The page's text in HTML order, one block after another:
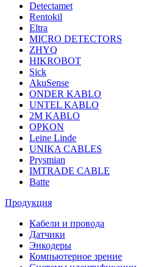
Detectamet
Rentokil
Eltra
MICRO DETECTORS
ZHYQ
HIKROBOT
Sick
AkuSense
ONDER KABLO
UNTEL KABLO
2M KABLO
OPKON
Leine Linde
UNIKA CABLES
Prysmian
IMTRADE CABLE
Batte
Продукция
Кабели и провода
Датчики
Энкодеры
Компьютерное зрение